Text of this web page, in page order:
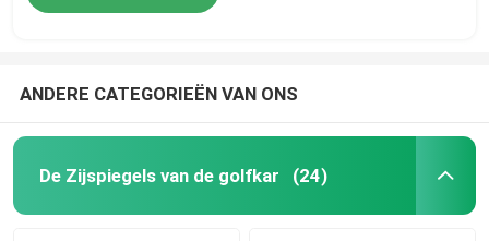
ANDERE CATEGORIEËN VAN ONS
De Zijspiegels van de golfkar (24)